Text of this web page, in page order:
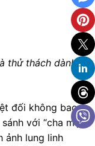
thử thách dành
đối không bao
với “cha mẹ
ảnh lung linh